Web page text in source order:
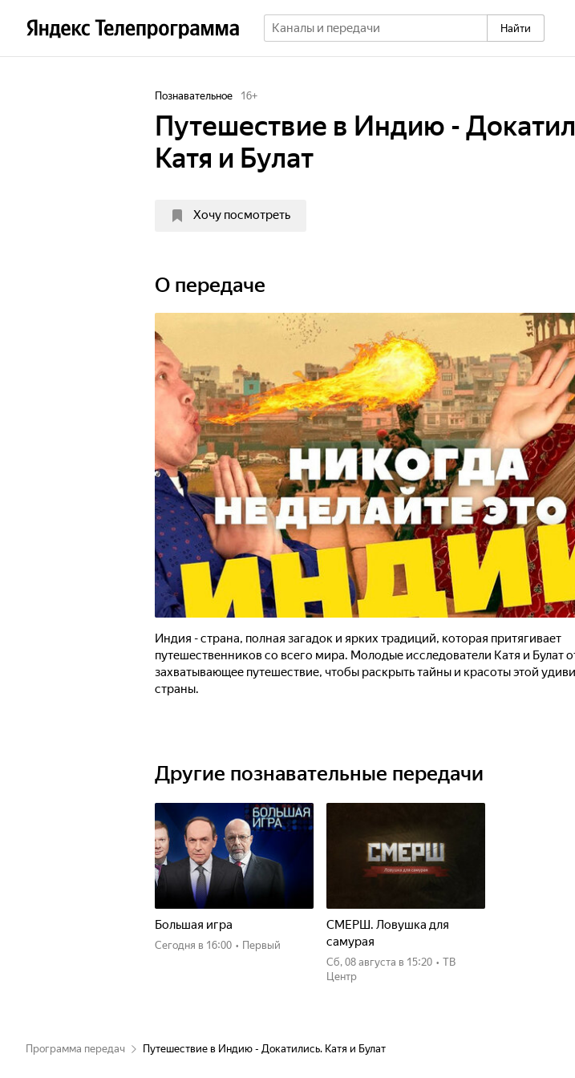
Найти
Познавательное 16+
Путешествие в Индию -
Катя и Булат
Хочу посмотреть
О передаче
Индия - страна, полная загадок и ярких традиций, которая притягивает
путешественников со всего мира. Молодые исследователи Катя и Булат
захватывающее путешествие, чтобы раскрыть тайны и красоты этой
страны.
Другие познавательные передачи
Большая игра
Сегодня в 16:00 • Первый
СМЕРШ. Ловушка для
самурая
сб, 08 августа в 15:20 • ТВ
Центр
Программа передач Путешествие в Индию - Докатились. Катя и Булат